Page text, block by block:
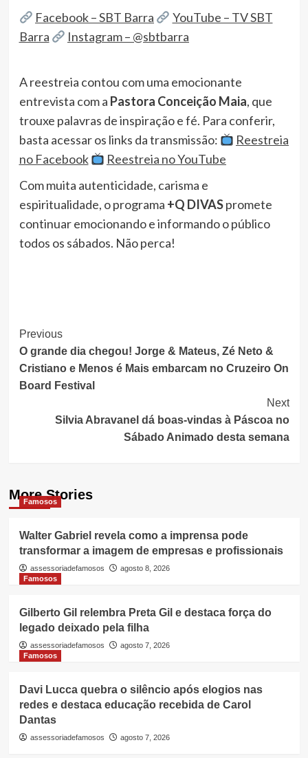
Facebook – SBT Barra
YouTube – TV SBT
Barra
Instagram – @sbtbarra
A reestreia contou com uma emocionante
entrevista com a Pastora Conceição Maia, que
trouxe palavras de inspiração e fé. Para conferir,
basta acessar os links da transmissão:
Reestreia
no Facebook
Reestreia no YouTube
Com muita autenticidade, carisma e
espiritualidade, o programa +Q DIVASpromete
continuar emocionando e informando o público
todos os sábados. Não perca!
Post
Navigation
Previous
O grande dia chegou! Jorge & Mateus, Zé Neto &
Cristiano e Menos é Mais embarcam no Cruzeiro On
Board Festival
Next
Silvia Abravanel dá boas-vindas à Páscoa no
Sábado Animado desta semana
More Stories
Famosos
Walter Gabriel revela como a imprensa pode
transformar a imagem de empresas e profissionais
assessoriadefamosos
agosto 8, 2026
Famosos
Gilberto Gil relembra Preta Gil e destaca força do
legado deixado pela filha
assessoriadefamosos
agosto 7, 2026
Famosos
Davi Lucca quebra o silêncio após elogios nas
redes e destaca educação recebida de Carol
Dantas
assessoriadefamosos agosto 7, 2026